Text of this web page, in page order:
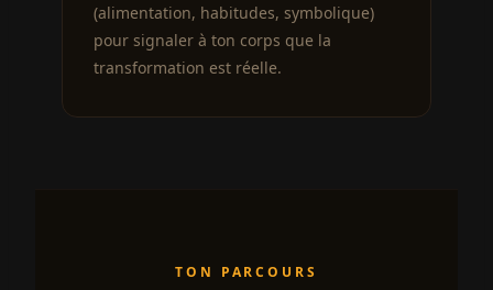
(alimentation, habitudes, symbolique)
pour signaler à ton corps que la
transformation est réelle.
TON PARCOURS